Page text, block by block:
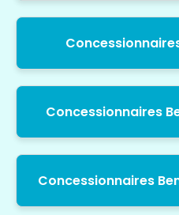
Concessionnaires
Concessionnaires